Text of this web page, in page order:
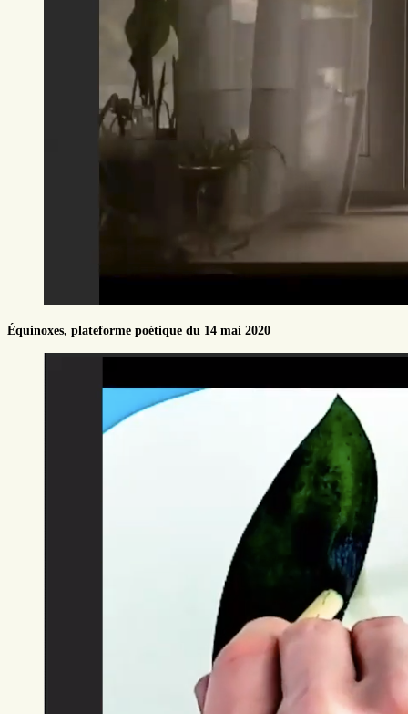
Équinoxes, plateforme poétique du 14 mai 2020